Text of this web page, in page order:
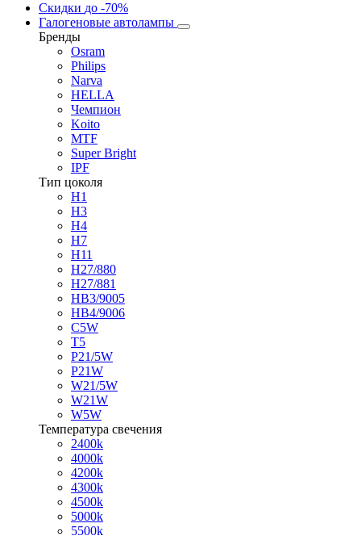
Скидки до -70%
Галогеновые автолампы
Бренды
Osram
Philips
Narva
HELLA
Чемпион
Koito
MTF
Super Bright
IPF
Тип цоколя
H1
H3
H4
H7
H11
H27/880
H27/881
HB3/9005
HB4/9006
C5W
T5
P21/5W
P21W
W21/5W
W21W
W5W
Температура свечения
2400k
4000k
4200k
4300k
4500k
5000k
5500k